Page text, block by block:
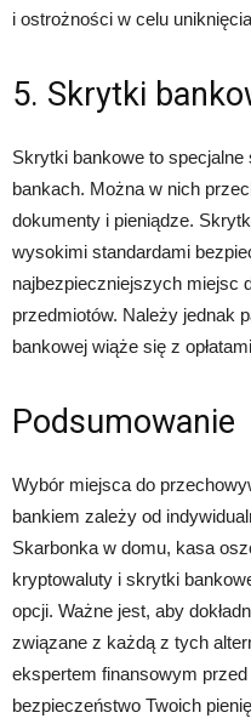
i ostrożności w celu
5. Skrytki
Skrytki bankowe to
bankach. Można w nich
dokumenty i pieniądze.
wysokimi standardami
najbezpieczniejszych miejsc
przedmiotów. Należy jednak
bankowej wiąże się z
Podsumowanie
Wybór miejsca do
bankiem zależy od
Skarbonka w domu, kasa
kryptowaluty i skrytki
opcji. Ważne jest, aby
związane z każdą z tych
ekspertem finansowym
bezpieczeństwo Twoich